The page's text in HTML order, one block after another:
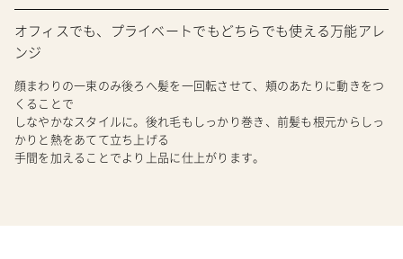
オフィスでも、プライベートでもどちらでも使える万能アレ
ンジ
顔まわりの一束のみ後ろへ髪を一回転させて、頬のあたりに動きをつ
くることで
しなやかなスタイルに。後れ毛もしっかり巻き、前髪も根元からしっ
かりと熱をあてて立ち上げる
手間を加えることでより上品に仕上がります。